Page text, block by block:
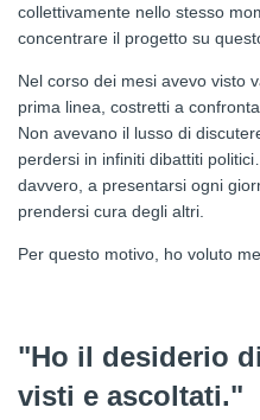
collettivamente nello stesso
concentrare il progetto su
Nel corso dei mesi avevo visto
prima linea, costretti a
Non avevano il lusso di
perdersi in infiniti dibattiti
davvero, a presentarsi ogni
prendersi cura degli altri.
Per questo motivo, ho voluto
"Ho il desiderio
visti e ascoltati."